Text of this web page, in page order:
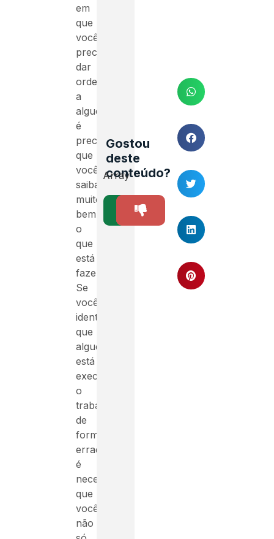
em
que
você
precisar
dar
ordem
a
alguém,
é
preciso
que
você
saiba
muito
bem
o
que
está
fazendo.
Se
você
identificar
que
alguém
está
executando
o
trabalho
de
forma
errada,
é
necessário
que
você
não
Gostou
deste
conteúdo?
Array